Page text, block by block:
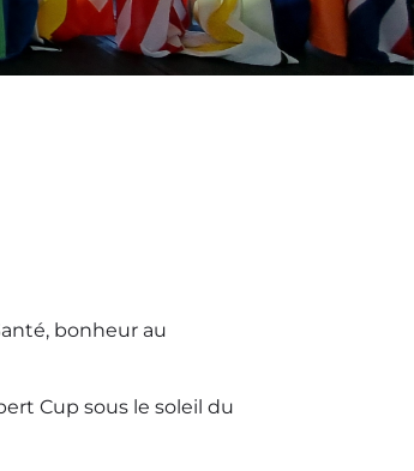
bonheur au
Cup sous le soleil du